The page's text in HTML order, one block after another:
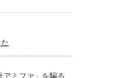
アミファ」を騙る